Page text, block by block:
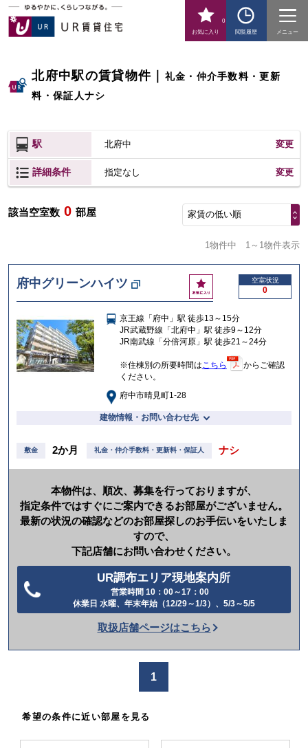
お気に入り
0
閲覧履歴
メニュー
北府中駅の賃貸物件
礼金・仲介手数料・更新
料・保証人ナシ
駅 北府中 変更
詳細条件 指定なし 変更
該当空室数 0 部屋 家賃の低い順
1物件中 1～1物件表示
府中グリーンハイツ
お
気
入
り
空室状況
0
京王線「府中」駅 徒歩13～15分
JR武蔵野線「北府中」駅 徒歩9～12分
JR南武線「分倍河原」駅 徒歩21～24分
※住棟別の所要時間はこちら
からご確認
ください。
府中市晴見町1-28
建物情報・お問い合わせ先
敷金 2か月 礼金・仲介手数料・更新料・保証人 ナシ
本物件は、順次、募集を行っておりますが、
指定条件ではすぐにご案内できるお部屋がございません。
最新の状況の確認などのお部屋探しのお手伝いをいたしま
すので、
下記店舗にお問い合わせください。
UR調布エリア現地案内所
営業時間 10：00～17：00
休業日 水曜、年末年始（12/29～1/3）、5/3～5/5
話
か
取扱店舗ページはこちら
1
希望の条件に近い部屋を見る